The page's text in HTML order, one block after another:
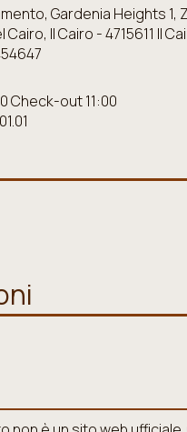
Gardenia Heights 1,
Il Cairo - 4715611 Il
Check-out 11:00